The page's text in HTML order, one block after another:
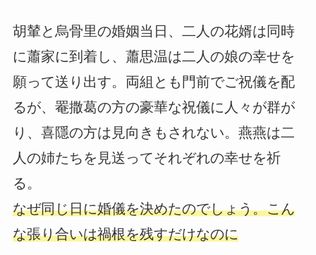
胡輦と烏骨里の婚姻当日、二人の花婿は同時
に蕭家に到着し、蕭思温は二人の娘の幸せを
願って送り出す。両組とも門前でご祝儀を配
るが、罨撒葛の方の豪華な祝儀に人々が群が
り、喜隱の方は見向きもされない。燕燕は二
人の姉たちを見送ってそれぞれの幸せを祈
る。
なぜ同じ日に婚儀を決めたのでしょう。こん
な張り合いは禍根を残すだけなのに